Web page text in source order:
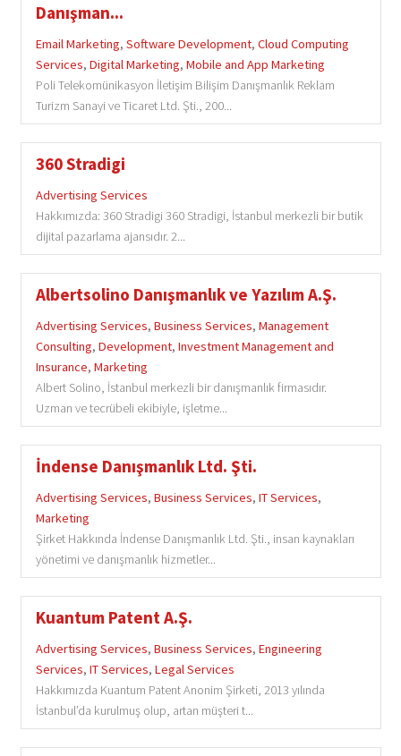
Danışman...
Email Marketing, Software Development, Cloud Computing
Services, Digital Marketing, Mobile and App Marketing
Poli Telekomünikasyon İletişim Bilişim Danışmanlık Reklam
Turizm Sanayi ve Ticaret Ltd. Şti., 200...
360 Stradigi
Advertising Services
Hakkımızda: 360 Stradigi 360 Stradigi, İstanbul merkezli bir butik
dijital pazarlama ajansıdır. 2...
Albertsolino Danışmanlık ve Yazılım A.Ş.
Advertising Services, Business Services, Management
Consulting, Development, Investment Management and
Insurance, Marketing
Albert Solino, İstanbul merkezli bir danışmanlık firmasıdır.
Uzman ve tecrübeli ekibiyle, işletme...
İndense Danışmanlık Ltd. Şti.
Advertising Services, Business Services, IT Services,
Marketing
Şirket Hakkında İndense Danışmanlık Ltd. Şti., insan kaynakları
yönetimi ve danışmanlık hizmetler...
Kuantum Patent A.Ş.
Advertising Services, Business Services, Engineering
Services, IT Services, Legal Services
Hakkımızda Kuantum Patent Anonim Şirketi, 2013 yılında
İstanbul’da kurulmuş olup, artan müşteri t...